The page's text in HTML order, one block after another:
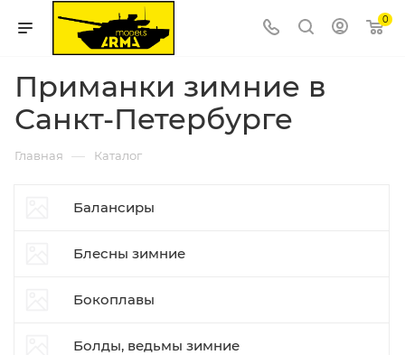
0
Приманки зимние в
Санкт-Петербурге
Главная — Каталог
Балансиры
Блесны зимние
Бокоплавы
Болды, ведьмы зимние